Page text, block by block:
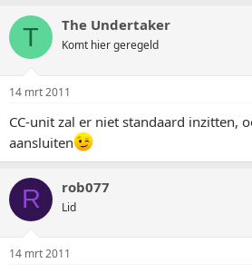
T The Undertaker
Komt hier geregeld
14 mrt 2011
CC-unit zal er niet standaard inzitten,
aansluiten
R rob077
Lid
14 mrt 2011